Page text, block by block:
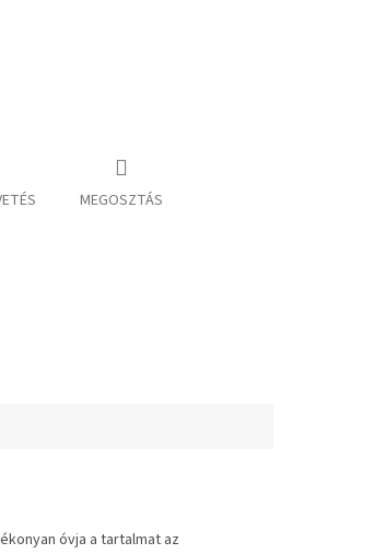
MEGOSZTÁS
óvja a tartalmat az